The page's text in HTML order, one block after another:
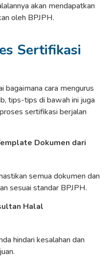
akan mendapatkan
oleh BPJPH.
Sertifikasi
bagaimana cara mengurus
tips-tips di bawah ini juga
sertifikasi berjalan
Dokumen dari
semua dokumen dan
sesuai standar BPJPH.
Halal
hindari kesalahan dan